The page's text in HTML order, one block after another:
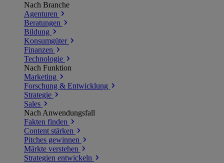
Nach Branche
Agenturen
Beratungen
Bildung
Konsumgüter
Finanzen
Technologie
Nach Funktion
Marketing
Forschung & Entwicklung
Strategie
Sales
Nach Anwendungsfall
Fakten finden
Content stärken
Pitches gewinnen
Märkte verstehen
Strategien entwickeln